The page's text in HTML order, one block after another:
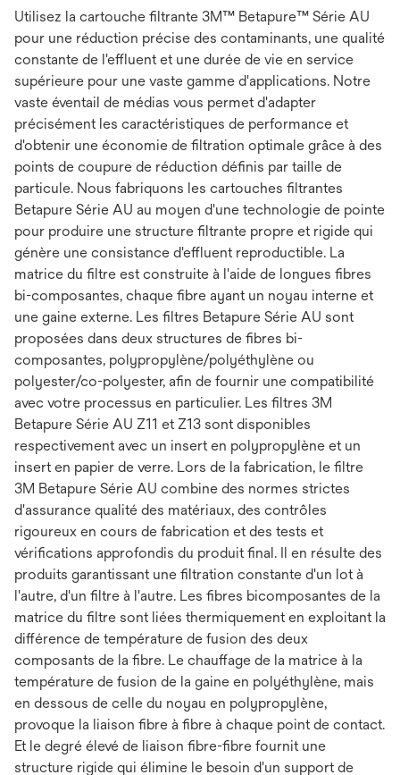
Utilisez la cartouche filtrante 3M™ Betapure™ Série AU
pour une réduction précise des contaminants, une qualité
constante de l'effluent et une durée de vie en service
supérieure pour une vaste gamme d'applications. Notre
vaste éventail de médias vous permet d'adapter
précisément les caractéristiques de performance et
d'obtenir une économie de filtration optimale grâce à des
points de coupure de réduction définis par taille de
particule. Nous fabriquons les cartouches filtrantes
Betapure Série AU au moyen d'une technologie de pointe
pour produire une structure filtrante propre et rigide qui
génère une consistance d'effluent reproductible. La
matrice du filtre est construite à l'aide de longues fibres
bi-composantes, chaque fibre ayant un noyau interne et
une gaine externe. Les filtres Betapure Série AU sont
proposées dans deux structures de fibres bi-
composantes, polypropylène/polyéthylène ou
polyester/co-polyester, afin de fournir une compatibilité
avec votre processus en particulier. Les filtres 3M
Betapure Série AU Z11 et Z13 sont disponibles
respectivement avec un insert en polypropylène et un
insert en papier de verre. Lors de la fabrication, le filtre
3M Betapure Série AU combine des normes strictes
d'assurance qualité des matériaux, des contrôles
rigoureux en cours de fabrication et des tests et
vérifications approfondis du produit final. Il en résulte des
produits garantissant une filtration constante d'un lot à
l'autre, d'un filtre à l'autre. Les fibres bicomposantes de la
matrice du filtre sont liées thermiquement en exploitant la
différence de température de fusion des deux
composants de la fibre. Le chauffage de la matrice à la
température de fusion de la gaine en polyéthylène, mais
en dessous de celle du noyau en polypropylène,
provoque la liaison fibre à fibre à chaque point de contact.
Et le degré élevé de liaison fibre-fibre fournit une
structure rigide qui élimine le besoin d'un support de